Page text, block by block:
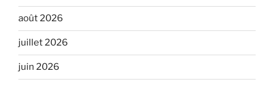
août 2026
juillet 2026
juin 2026